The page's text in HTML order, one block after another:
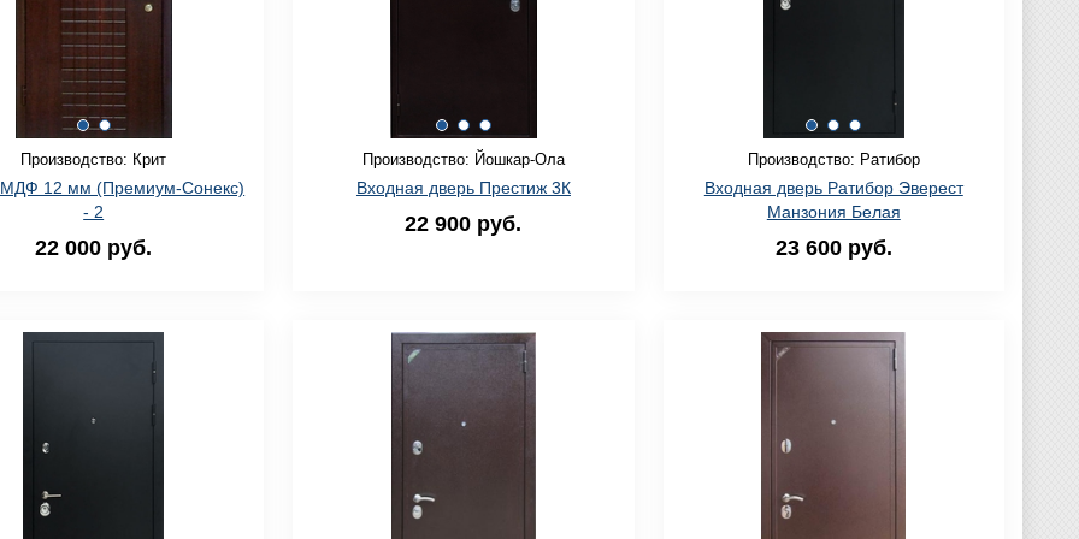
Производство: Крит
12 мм (Премиум-Сонекс)
- 2
22 000 руб.
Производство: Йошкар-Ола
Входная дверь Престиж 3К
22 900 руб.
Производство: Ратибор
Входная дверь Ратибор Эверест
Манзония Белая
23 600 руб.